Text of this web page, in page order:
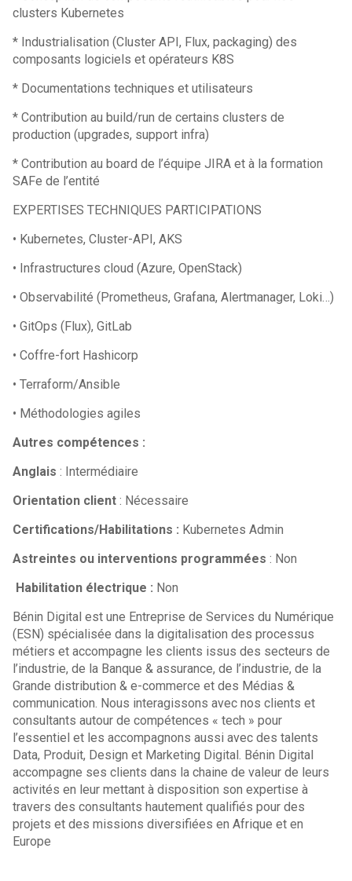
clusters Kubernetes
* Industrialisation (Cluster API, Flux, packaging) des
composants logiciels et opérateurs K8S
* Documentations techniques et utilisateurs
* Contribution au build/run de certains clusters de
production (upgrades, support infra)
* Contribution au board de l’équipe JIRA et à la formation
SAFe de l’entité
EXPERTISES TECHNIQUES PARTICIPATIONS
• Kubernetes, Cluster-API, AKS
• Infrastructures cloud (Azure, OpenStack)
• Observabilité (Prometheus, Grafana, Alertmanager, Loki…)
• GitOps (Flux), GitLab
• Coffre-fort Hashicorp
• Terraform/Ansible
• Méthodologies agiles
Autres compétences :
Anglais : Intermédiaire
Orientation client : Nécessaire
Certifications/Habilitations : Kubernetes Admin
Astreintes ou interventions programmées : Non
Habilitation électrique : Non
Bénin Digital est une Entreprise de Services du Numérique
(ESN) spécialisée dans la digitalisation des processus
métiers et accompagne les clients issus des secteurs de
l’industrie, de la Banque & assurance, de l’industrie, de la
Grande distribution & e-commerce et des Médias &
communication. Nous interagissons avec nos clients et
consultants autour de compétences « tech » pour
l’essentiel et les accompagnons aussi avec des talents
Data, Produit, Design et Marketing Digital. Bénin Digital
accompagne ses clients dans la chaine de valeur de leurs
activités en leur mettant à disposition son expertise à
travers des consultants hautement qualifiés pour des
projets et des missions diversifiées en Afrique et en
Europe